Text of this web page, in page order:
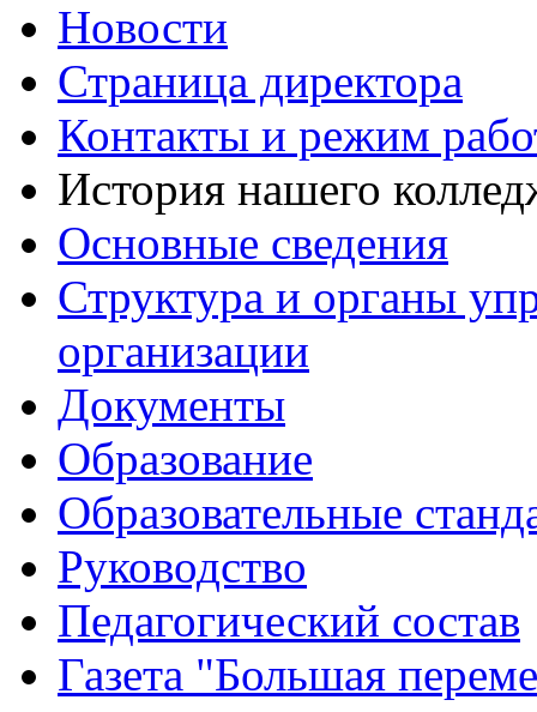
Новости
Страница директора
Контакты и режим
История нашего
Основные сведения
Структура и органы
организации
Документы
Образование
Образовательные
Руководство
Педагогический состав
Газета "Большая